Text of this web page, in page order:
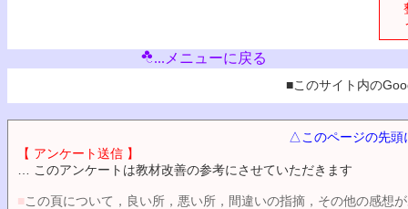
...メニューに戻る
■このサイト内の
△このページの先
【 アンケート送信 】
… このアンケートは教材改善の参考にさせていただきます
■この頁について，良い所，悪い所，間違いの指摘，その他の感想